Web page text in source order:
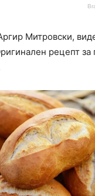
Митровски,
рецепт за